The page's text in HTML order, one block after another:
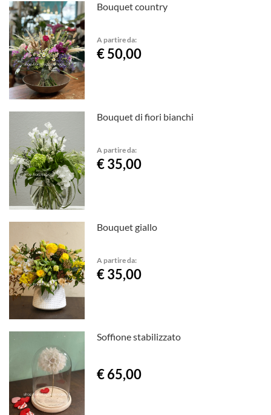
Bouquet country
A partire da:
€ 50,00
Bouquet di fiori bianchi
A partire da:
€ 35,00
Bouquet giallo
A partire da:
€ 35,00
Soffione stabilizzato
€ 65,00